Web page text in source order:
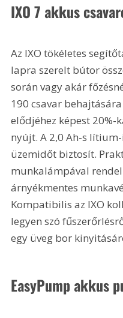
IXO 7 akkus
Az IXO tökéletes
lapra szerelt bútor
során vagy akár
190 csavar
elődjéhez képest
nyújt. A 2,0 Ah-s
üzemidőt biztosít.
munkalámpával
árnyékmentes
Kompatibilis az IXO
legyen szó
egy üveg bor
EasyPump akkus